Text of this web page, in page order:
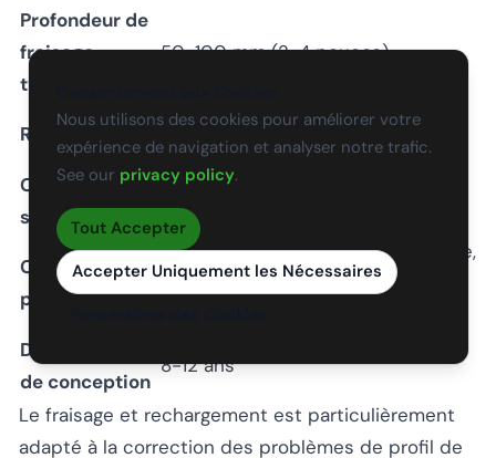
Profondeur de
fraisage
typique
50-100 mm (2-4 pouces)
Remplacement
Épaisseur égale ou supérieure de
nouvel HMA
Contribution
structurelle
Minime à modérée (restaure
l’intégrité de surface)
Correction de
profil
Excellente, peut corriger l’orniérage,
le refoulement, les problèmes de
Durée de vie
de conception
8-12 ans
Le fraisage et rechargement est particulièrement
adapté à la correction des problèmes de profil de
Nous utilisons des cookies pour améliorer votre
expérience de navigation et analyser notre trafic.
See our privacy policy.
Tout Accepter
Accepter Uniquement les Nécessaires